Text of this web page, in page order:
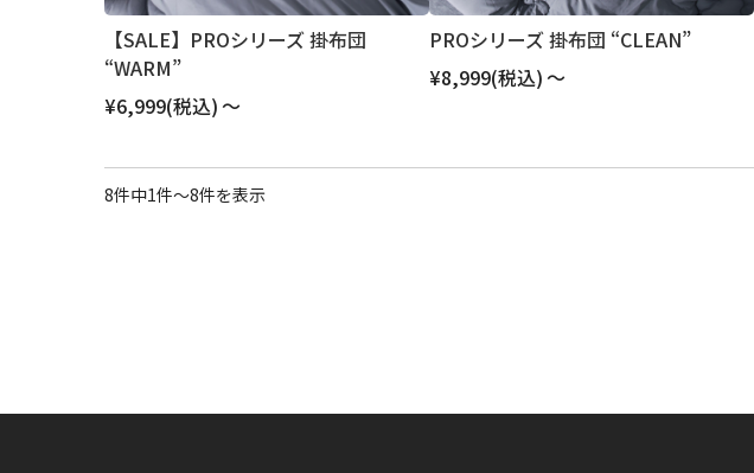
【SALE】PROシリーズ 掛布団
“WARM”
¥6,999(税込)～
PROシリーズ 掛布団 “CLEAN”
¥8,999(税込)～
8件中1件～8件を表示